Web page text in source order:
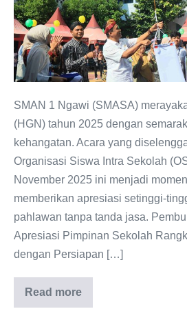
Ngawi
Rayakan
Hari
Guru
Nasional
2025
dengan
Kirab,
Tari,
dan
Penampilan
Band
Guru
SMAN 1 Ngawi (SMASA)
(HGN) tahun 2025 dengan
kehangatan. Acara yang
Organisasi Siswa Intra Sekolah
November 2025 ini menjadi
memberikan apresiasi setinggi-
pahlawan tanpa tanda jasa.
Apresiasi Pimpinan Sekolah
dengan Persiapan […]
Read more
Penuh